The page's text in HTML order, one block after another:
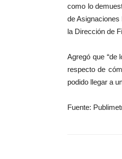
como lo
de
la Dirección de
Agregó que “de
respecto de
podido llegar a
Fuente: